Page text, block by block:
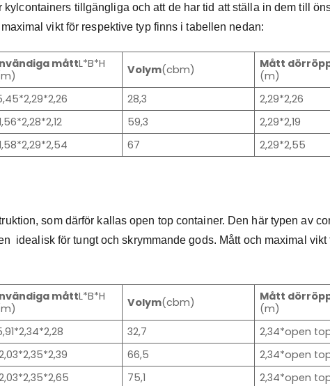
tillgängliga och att de har tid att ställa in dem till
vikt för respektive typ finns i tabellen nedan:
måttL*B*H
Volym(cbm)
Mått
(m)
28,3
2,29*2,26
59,3
2,29*2,19
67 2,29*2,55
som därför kallas open top container. Den här typen av
idealisk för tungt och skrymmande gods. Mått och maximal vikt
måttL*B*H
Volym(cbm)
Mått
(m)
32,7
2,34*open
66,5
2,34*open
75,1 2,34*open